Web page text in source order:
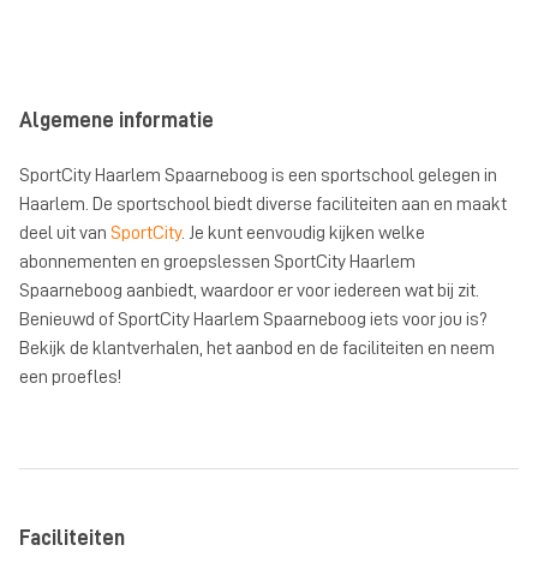
Algemene informatie
SportCity Haarlem Spaarneboog is een sportschool gelegen in
Haarlem. De sportschool biedt diverse faciliteiten aan en maakt
deel uit van SportCity. Je kunt eenvoudig kijken welke
abonnementen en groepslessen SportCity Haarlem
Spaarneboog aanbiedt, waardoor er voor iedereen wat bij zit.
Benieuwd of SportCity Haarlem Spaarneboog iets voor jou is?
Bekijk de klantverhalen, het aanbod en de faciliteiten en neem
een proefles!
Faciliteiten